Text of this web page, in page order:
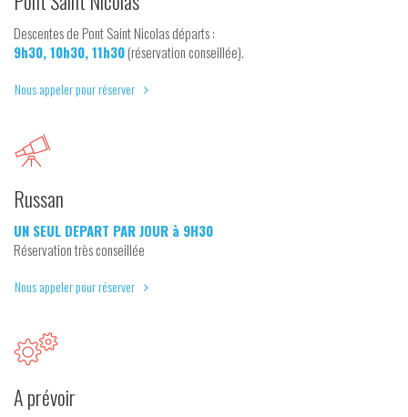
Descentes de Pont Saint Nicolas départs :
9h30, 10h30, 11h30(réservation conseillée).
Nous appeler pour réserver
Russan
UN SEUL DEPART PAR JOUR à 9H30
Réservation très conseillée
Nous appeler pour réserver
A prévoir